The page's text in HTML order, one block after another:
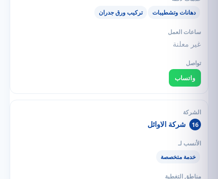
دهانات وتشطيبات تركيب ورق جدران
غير معلنة
واتساب
16 شركة الاوائل
خدمة متخصصة